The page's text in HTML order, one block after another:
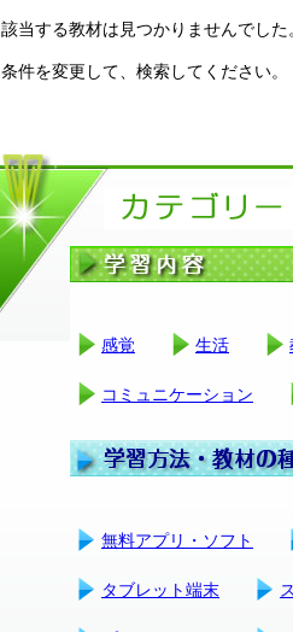
該当する教材は見つかりませんでした。
条件を変更して、検索してください。
感覚 生活
コミュニケーション
無料アプリ・ソフト
タブレット端末